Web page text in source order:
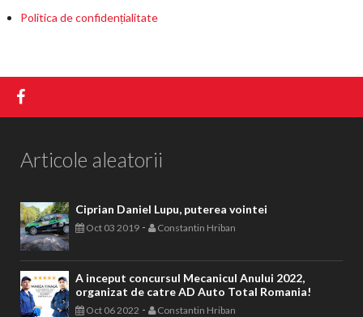
Politica de confidențialitate
Articole aleatorii
Ciprian Daniel Lupu, puterea vointei
Oct 03 2019 - Constantin Hriban
A inceput concursul Mecanicul Anului 2022,
organizat de catre AD Auto Total Romania!
Oct 06 2022 - Constantin Hriban